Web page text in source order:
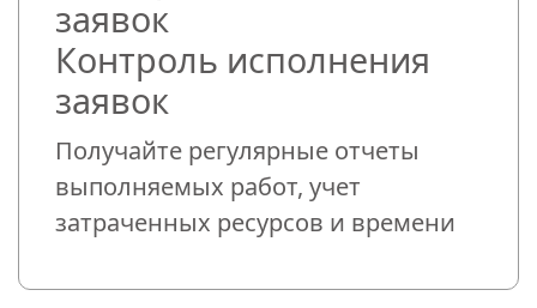
Контроль исполнения
заявок
Получайте регулярные отчеты
выполняемых работ, учет
затраченных ресурсов и времени